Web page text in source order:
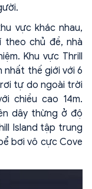
vực khác nhau,
theo chủ đề, nhà
Khu vực Thrill
nhất thế giới với 6
tự do ngoài trời
chiều cao 14m.
dây thừng ở độ
Island tập trung
bơi vô cực Cove